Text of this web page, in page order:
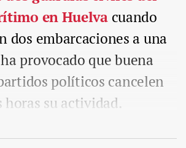
en Huelvacuando
dos embarcaciones a una
provocado que buena
políticos cancelen
horas su actividad.